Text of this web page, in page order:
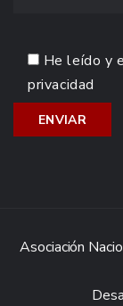
He leído y
privacidad
Asociación